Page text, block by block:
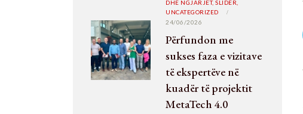
DHE NGJARJET, SLIDER,
UNCATEGORIZED
24/06/2026
Përfundon me
sukses faza e vizitave
të ekspertëve në
kuadër të projektit
MetaTech 4.0